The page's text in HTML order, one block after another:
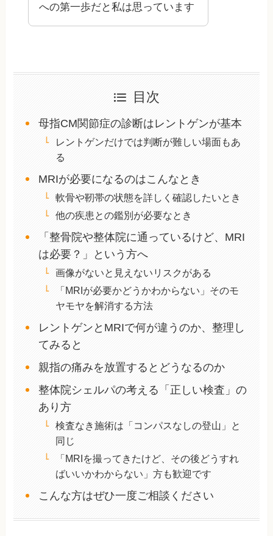
への第一歩だと私は思っています
目次
母指CM関節症の診断はレントゲンが基本
レントゲンだけでは判断が難しい場面もあ
る
MRIが必要になるのはこんなとき
軟骨や靭帯の状態を詳しく確認したいとき
他の疾患との鑑別が必要なとき
「整骨院や整体院に通っているけど、MRI
は必要？」という方へ
画像がないと見えないリスクがある
「MRIが必要かどうかわからない」そのモ
ヤモヤを解消する方法
レントゲンとMRIで何が違うのか、整理し
てみると
親指の痛みを放置するとどうなるのか
整体院シェルパの考える「正しい検査」の
あり方
検査なき施術は「コンパスなしの登山」と
同じ
「MRIを撮ってきたけど、その後どうすれ
ばいいかわからない」方も歓迎です
こんな方はぜひ一度ご相談ください